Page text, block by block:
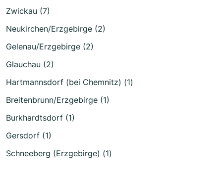
Zwickau (7)
Neukirchen/Erzgebirge (2)
Gelenau/Erzgebirge (2)
Glauchau (2)
Hartmannsdorf (bei Chemnitz) (1)
Breitenbrunn/Erzgebirge (1)
Burkhardtsdorf (1)
Gersdorf (1)
Schneeberg (Erzgebirge) (1)